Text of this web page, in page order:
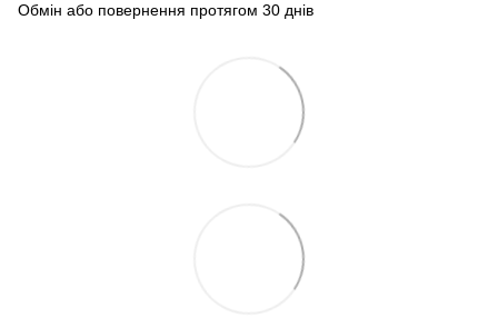
Обмін або повернення протягом 30 днів